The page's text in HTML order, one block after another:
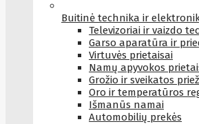
Buitinė technika ir
Televizoriai ir vaizdo
Garso aparatūra ir
Virtuvės prietaisai
Namų apyvokos
Grožio ir sveikatos
Oro ir temperatūros
Išmanūs namai
Automobilių prekės